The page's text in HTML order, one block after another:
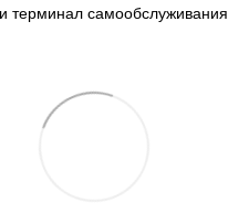
терминал самообслуживания.